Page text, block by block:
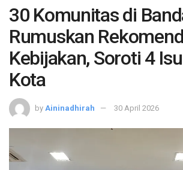
30 Komunitas di
Rumuskan
Kebijakan, Soroti 4
Kota
by Aininadhirah 30 April 2026